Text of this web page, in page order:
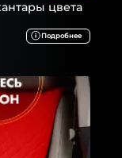
цвета
Подробнее